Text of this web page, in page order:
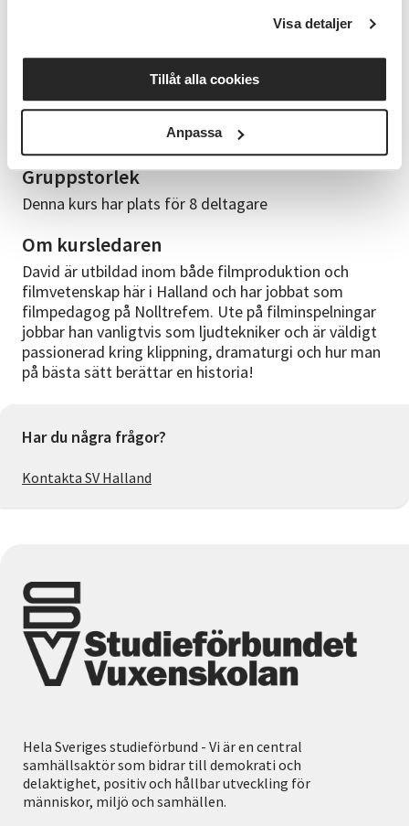
Visa detaljer
Tillåt alla cookies
Anpassa
Du tar med dig egen systemkamera med
filmfunktion, mobil eller videokamera till kursen. Om
du är osäker på kamera, kontakta kursledaren innan
du anmäler dig till kursen. Ett plus om du har ett
Gruppstorlek
Denna kurs har plats för 8 deltagare
Om kursledaren
David är utbildad inom både filmproduktion och
filmvetenskap här i Halland och har jobbat som
filmpedagog på Nolltrefem. Ute på filminspelningar
jobbar han vanligtvis som ljudtekniker och är väldigt
passionerad kring klippning, dramaturgi och hur man
på bästa sätt berättar en historia!
Har du några frågor?
Kontakta SV Halland
Hela Sveriges studieförbund - Vi är en central
samhällsaktör som bidrar till demokrati och
delaktighet, positiv och hållbar utveckling för
människor, miljö och samhällen.